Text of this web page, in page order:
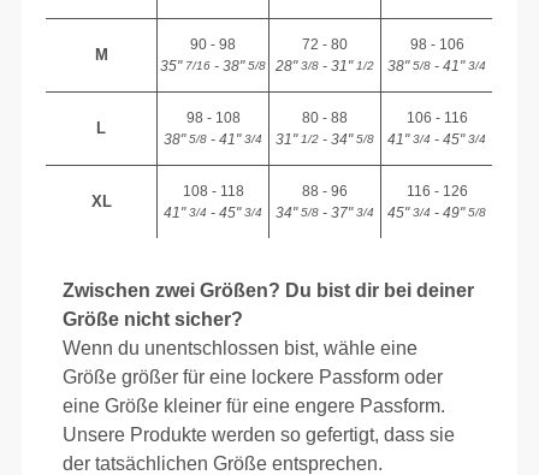
M
90 - 98
35"7/16 - 38"5/8
72 - 80
28"3/8 - 31"1/2
98 - 106
38"5/8 - 41"3/4
L
98 - 108
38"5/8 - 41"3/4
80 - 88
31"1/2 - 34"5/8
106 - 116
41"3/4 - 45"3/4
XL
108 - 118
41"3/4 - 45"3/4
88 - 96
34"5/8 - 37"3/4
116 - 126
45"3/4 - 49"5/8
Zwischen zwei Größen? Du bist dir bei deiner
Größe nicht sicher?
Wenn du unentschlossen bist, wähle eine
Größe größer für eine lockere Passform oder
eine Größe kleiner für eine engere Passform.
Unsere Produkte werden so gefertigt, dass sie
der tatsächlichen Größe entsprechen.